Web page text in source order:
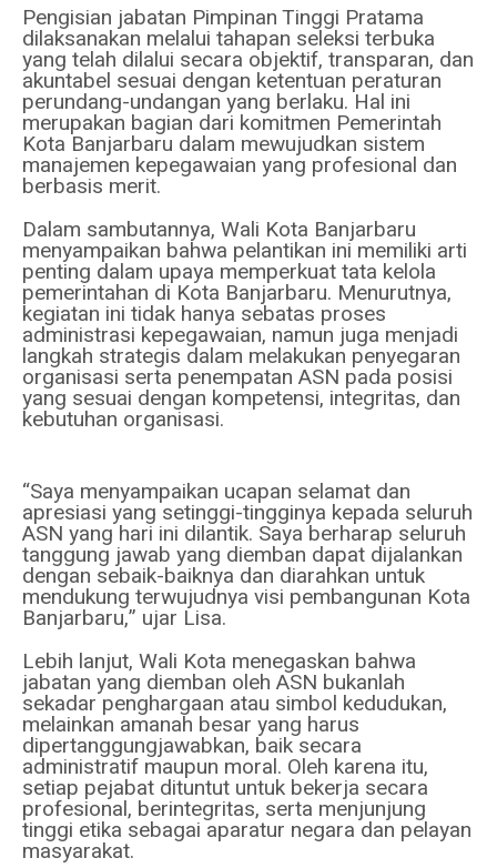
Pengisian jabatan Pimpinan Tinggi Pratama
dilaksanakan melalui tahapan seleksi terbuka
yang telah dilalui secara objektif, transparan, dan
akuntabel sesuai dengan ketentuan peraturan
perundang-undangan yang berlaku. Hal ini
merupakan bagian dari komitmen Pemerintah
Kota Banjarbaru dalam mewujudkan sistem
manajemen kepegawaian yang profesional dan
berbasis merit.
Dalam sambutannya, Wali Kota Banjarbaru
menyampaikan bahwa pelantikan ini memiliki arti
penting dalam upaya memperkuat tata kelola
pemerintahan di Kota Banjarbaru. Menurutnya,
kegiatan ini tidak hanya sebatas proses
administrasi kepegawaian, namun juga menjadi
langkah strategis dalam melakukan penyegaran
organisasi serta penempatan ASN pada posisi
yang sesuai dengan kompetensi, integritas, dan
kebutuhan organisasi.
“Saya menyampaikan ucapan selamat dan
apresiasi yang setinggi-tingginya kepada seluruh
ASN yang hari ini dilantik. Saya berharap seluruh
tanggung jawab yang diemban dapat dijalankan
dengan sebaik-baiknya dan diarahkan untuk
mendukung terwujudnya visi pembangunan Kota
Banjarbaru,” ujar Lisa.
Lebih lanjut, Wali Kota menegaskan bahwa
jabatan yang diemban oleh ASN bukanlah
sekadar penghargaan atau simbol kedudukan,
melainkan amanah besar yang harus
dipertanggungjawabkan, baik secara
administratif maupun moral. Oleh karena itu,
setiap pejabat dituntut untuk bekerja secara
profesional, berintegritas, serta menjunjung
tinggi etika sebagai aparatur negara dan pelayan
masyarakat.